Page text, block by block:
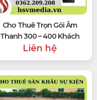
Cho Thuê Trọn Gói Âm
Thanh 300 – 400 Khách
Liên hệ